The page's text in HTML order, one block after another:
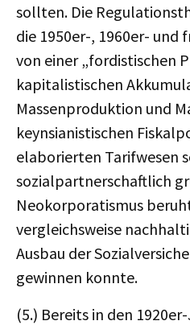
sollten. Die
die 1950er-, 1960er- und
von einer „fordistischen
kapitalistischen
Massenproduktion und
keynsianistischen
elaborierten Tarifwesen
sozialpartnerschaftlich
Neokorporatismus
vergleichsweise
Ausbau der
gewinnen konnte.
(5.) Bereits in den